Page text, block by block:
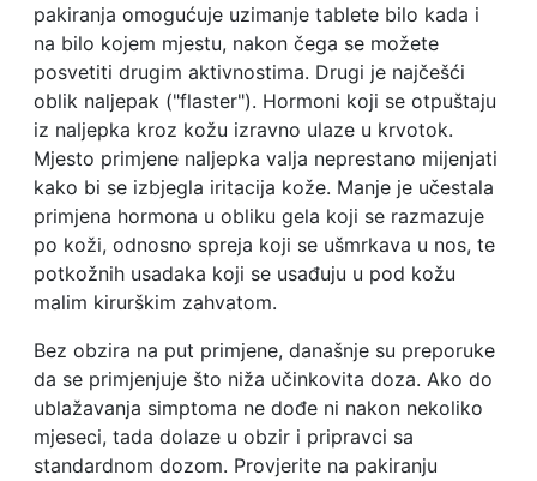
pakiranja omogućuje uzimanje tablete bilo kada i
na bilo kojem mjestu, nakon čega se možete
posvetiti drugim aktivnostima. Drugi je najčešći
oblik naljepak ("flaster"). Hormoni koji se otpuštaju
iz naljepka kroz kožu izravno ulaze u krvotok.
Mjesto primjene naljepka valja neprestano mijenjati
kako bi se izbjegla iritacija kože. Manje je učestala
primjena hormona u obliku gela koji se razmazuje
po koži, odnosno spreja koji se ušmrkava u nos, te
potkožnih usadaka koji se usađuju u pod kožu
malim kirurškim zahvatom.
Bez obzira na put primjene, današnje su preporuke
da se primjenjuje što niža učinkovita doza. Ako do
ublažavanja simptoma ne dođe ni nakon nekoliko
mjeseci, tada dolaze u obzir i pripravci sa
standardnom dozom. Provjerite na pakiranju